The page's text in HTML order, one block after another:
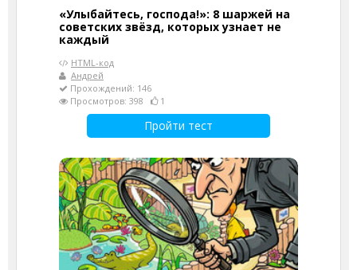
«Улыбайтесь, господа!»: 8 шаржей на
советских звёзд, которых узнает не
каждый
HTML-код
Андрей
Прохождений: 146
Просмотров: 398
1
Пройти тест